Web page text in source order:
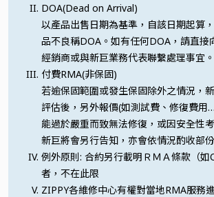
DOA(Dead on Arrival)
以產品出售日期為基準，自該日期起算
品不良稱DOA。如有任何DOA，請直接
經銷商或與新巨業務代表聯繫處理事宜。
付費RMA(非保固)
若逾保固範圍或發生保固除外之情況，
評估後，另外報價(如測試費、修復費用
能過於嚴重而致無法修復，或因安全性
新巨將會另行告知，亦會依情況酌收部
例外原則: 合約另行載明ＲＭＡ條款（如
者，不在此限
ZIPPY各維修中心有權對當地RMA服務